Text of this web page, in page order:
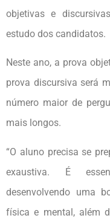
objetivas e
estudo dos candidatos.
Neste ano, a prova
prova discursiva será
número maior de
mais longos.
“O aluno precisa se
exaustiva. É
desenvolvendo uma
física e mental, além